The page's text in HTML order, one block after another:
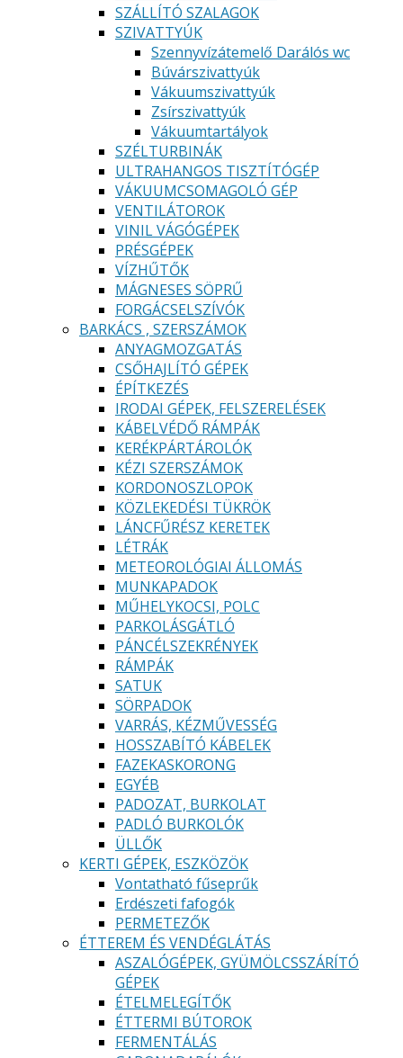
SZÁLLÍTÓ SZALAGOK
SZIVATTYÚK
Szennyvízátemelő Darálós wc
Búvárszivattyúk
Vákuumszivattyúk
Zsírszivattyúk
Vákuumtartályok
SZÉLTURBINÁK
ULTRAHANGOS TISZTÍTÓGÉP
VÁKUUMCSOMAGOLÓ GÉP
VENTILÁTOROK
VINIL VÁGÓGÉPEK
PRÉSGÉPEK
VÍZHŰTŐK
MÁGNESES SÖPRŰ
FORGÁCSELSZÍVÓK
BARKÁCS , SZERSZÁMOK
ANYAGMOZGATÁS
CSŐHAJLÍTÓ GÉPEK
ÉPÍTKEZÉS
IRODAI GÉPEK, FELSZERELÉSEK
KÁBELVÉDŐ RÁMPÁK
KERÉKPÁRTÁROLÓK
KÉZI SZERSZÁMOK
KORDONOSZLOPOK
KÖZLEKEDÉSI TÜKRÖK
LÁNCFŰRÉSZ KERETEK
LÉTRÁK
METEOROLÓGIAI ÁLLOMÁS
MUNKAPADOK
MŰHELYKOCSI, POLC
PARKOLÁSGÁTLÓ
PÁNCÉLSZEKRÉNYEK
RÁMPÁK
SATUK
SÖRPADOK
VARRÁS, KÉZMŰVESSÉG
HOSSZABÍTÓ KÁBELEK
FAZEKASKORONG
EGYÉB
PADOZAT, BURKOLAT
PADLÓ BURKOLÓK
ÜLLŐK
KERTI GÉPEK, ESZKÖZÖK
Vontatható fűseprűk
Erdészeti fafogók
PERMETEZŐK
ÉTTEREM ÉS VENDÉGLÁTÁS
ASZALÓGÉPEK, GYÜMÖLCSSZÁRÍTÓ
GÉPEK
ÉTELMELEGÍTŐK
ÉTTERMI BÚTOROK
FERMENTÁLÁS